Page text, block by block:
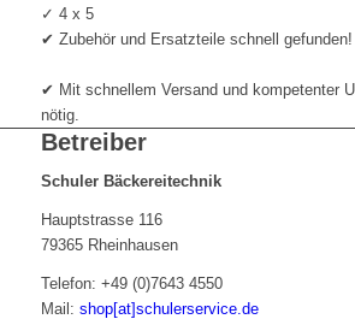
✓ 4 x 5
✔ Zubehör und Ersatzteile schnell gefunden!
✔ Mit schnellem Versand und kompetenter
nötig.
Betreiber
Schuler Bäckereitechnik
Hauptstrasse 116
79365 Rheinhausen
Telefon: +49 (0)7643 4550
Mail: shop[at]schulerservice.de